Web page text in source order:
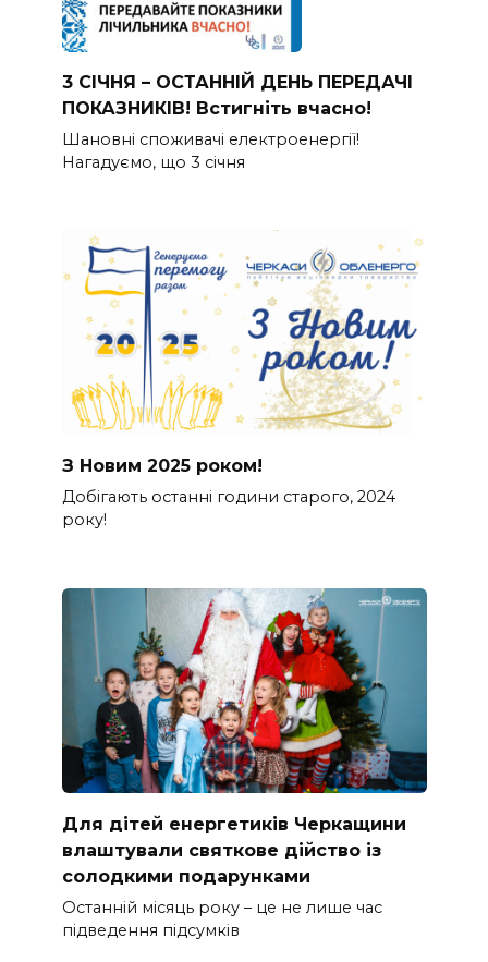
3 СІЧНЯ – ОСТАННІЙ ДЕНЬ ПЕРЕДАЧІ
ПОКАЗНИКІВ! Встигніть вчасно!
Шановні споживачі електроенергії!
Нагадуємо, що 3 січня
З Новим 2025 роком!
Добігають останні години старого, 2024
року!
Для дітей енергетиків Черкащини
влаштували святкове дійство із
солодкими подарунками
Останній місяць року – це не лише час
підведення підсумків